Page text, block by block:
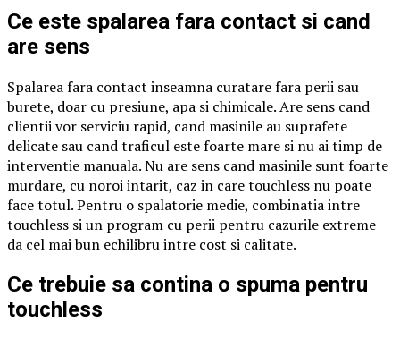
Ce este spalarea fara contact si cand
are sens
Spalarea fara contact inseamna curatare fara perii sau
burete, doar cu presiune, apa si chimicale. Are sens cand
clientii vor serviciu rapid, cand masinile au suprafete
delicate sau cand traficul este foarte mare si nu ai timp de
interventie manuala. Nu are sens cand masinile sunt foarte
murdare, cu noroi intarit, caz in care touchless nu poate
face totul. Pentru o spalatorie medie, combinatia intre
touchless si un program cu perii pentru cazurile extreme
da cel mai bun echilibru intre cost si calitate.
Ce trebuie sa contina o spuma pentru
touchless